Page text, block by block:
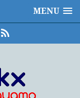
MENU